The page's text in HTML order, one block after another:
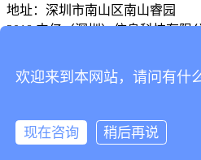
地址：深圳市南山区南山睿园
2018 中亿（深圳）信息科技有限
物联网卡 解决方案
咨询
欢迎来到本网站，请问有什
现在咨询 稍后再说